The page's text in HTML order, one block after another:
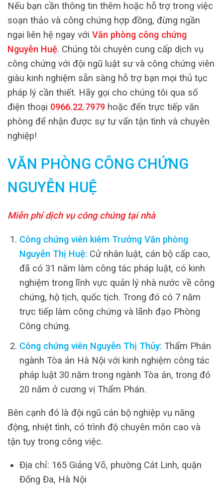
Nếu bạn cần thông tin thêm hoặc hỗ trợ trong việc
soạn thảo và công chứng hợp đồng, đừng ngần
ngại liên hệ ngay với Văn phòng công chứng
Nguyễn Huệ. Chúng tôi chuyên cung cấp dịch vụ
công chứng với đội ngũ luật sư và công chứng viên
giàu kinh nghiệm sẵn sàng hỗ trợ bạn mọi thủ tục
pháp lý cần thiết. Hãy gọi cho chúng tôi qua số
điện thoại 0966.22.7979 hoặc đến trực tiếp văn
phòng để nhận được sự tư vấn tận tình và chuyên
nghiệp!
VĂN PHÒNG CÔNG CHỨNG
NGUYỄN HUỆ
Miễn phí dịch vụ công chứng tại nhà
Công chứng viên kiêm Trưởng Văn phòng
Nguyễn Thị Huệ: Cử nhân luật, cán bộ cấp cao,
đã có 31 năm làm công tác pháp luật, có kinh
nghiệm trong lĩnh vực quản lý nhà nước về công
chứng, hộ tịch, quốc tịch. Trong đó có 7 năm
trực tiếp làm công chứng và lãnh đạo Phòng
Công chứng.
Công chứng viên Nguyễn Thị Thủy: Thẩm Phán
ngành Tòa án Hà Nội với kinh nghiệm công tác
pháp luật 30 năm trong ngành Tòa án, trong đó
20 năm ở cương vị Thẩm Phán.
Bên cạnh đó là đội ngũ cán bộ nghiệp vụ năng
động, nhiệt tình, có trình độ chuyên môn cao và
tận tụy trong công việc.
Địa chỉ: 165 Giảng Võ, phường Cát Linh, quận
Đống Đa, Hà Nội